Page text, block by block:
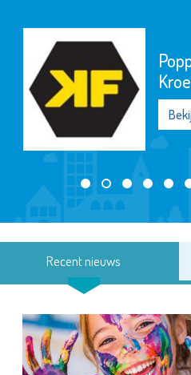
Recent nieuws